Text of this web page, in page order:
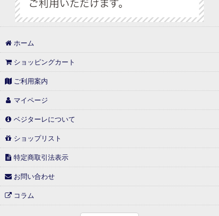
ホーム
ショッピングカート
ご利用案内
マイページ
ベジターレについて
ショップリスト
特定商取引法表示
お問い合わせ
コラム